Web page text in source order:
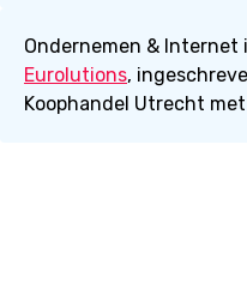
Ondernemen & Internet
Eurolutions,
Koophandel Utrecht